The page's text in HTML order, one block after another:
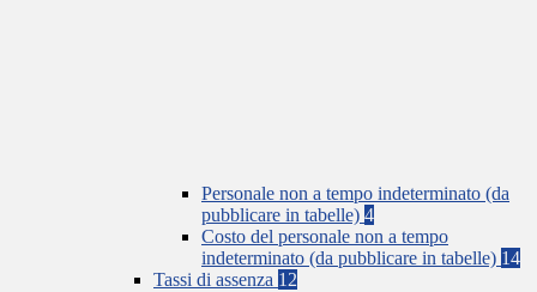
Personale non a tempo indeterminato (da
pubblicare in tabelle) 4
Costo del personale non a tempo
indeterminato (da pubblicare in tabelle) 14
Tassi di assenza 12